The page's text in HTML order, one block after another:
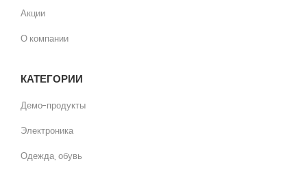
Акции
О компании
КАТЕГОРИИ
Демо-продукты
Электроника
Одежда, обувь